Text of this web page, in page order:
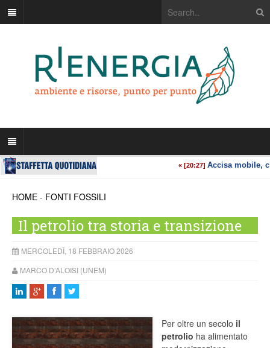
HOME - FONTI FOSSILI
Il petrolio tra storia e transizione
MERCOLEDÌ, 18 FEBBRAIO 2026
MARCO D’ALOISI (UNEM)
Per oltre un secolo il
petrolio ha alimentato